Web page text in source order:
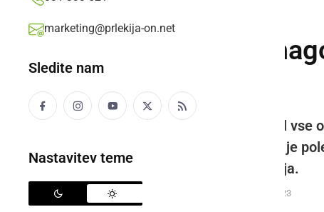
marketing@prlekija-on.net
Sledite nam
Nastavitev teme
Slovenija ima
Pogačar!
Roglič, ki je rumeno majico nosil
To je sedaj uspelo Pogačarju, ki je
za najboljšega mladega kolesarja.
Prlekija-on.net, sobota, 19. september 2020 ob 19:23